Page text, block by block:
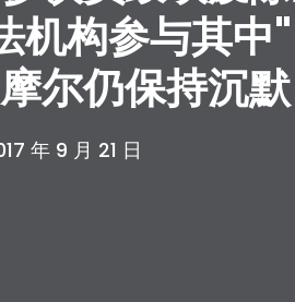
机构参与其中"
尔仍保持沉默
年 9 月 21 日